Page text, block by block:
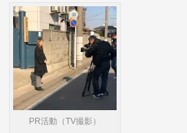
PR活動（TV撮影）